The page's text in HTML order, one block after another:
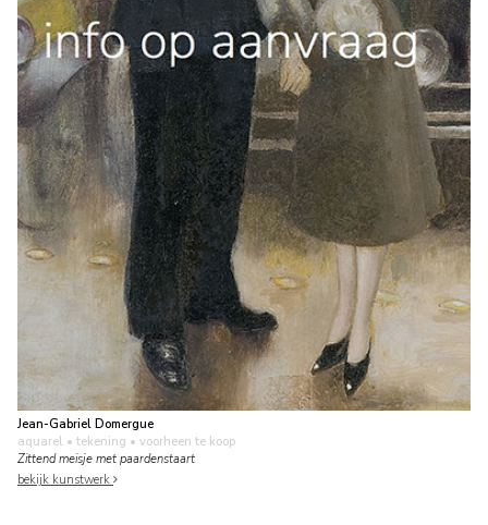
Jean-Gabriel Domergue
aquarel • tekening • voorheen te koop
Zittend meisje met paardenstaart
bekijk kunstwerk